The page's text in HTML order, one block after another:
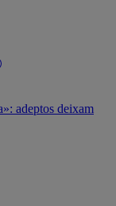
adeptos deixam